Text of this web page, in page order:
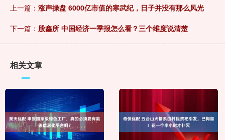
上一篇： 涨声操盘 6000亿市值的寒武纪，日子并没有那么风光
下一篇： 股鑫所 中国经济一季报怎么看？三个维度说清楚
相关文章